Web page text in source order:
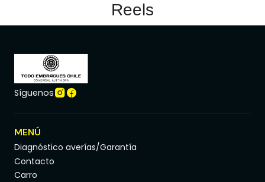
Reels
Síguenos
MENÚ
Diagnóstico averías/Garantía
Contacto
Carro